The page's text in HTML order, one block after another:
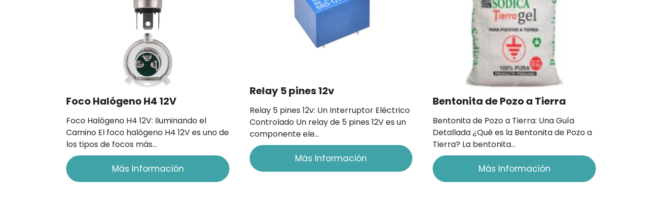
Foco Halógeno H4 12V
Foco Halógeno H4 12V: Iluminando el
Camino El foco halógeno H4 12V es uno de
los tipos de focos más…
Más Información
Relay 5 pines 12v
Relay 5 pines 12v: Un Interruptor Eléctrico
Controlado Un relay de 5 pines 12V es un
componente ele…
Más Información
Bentonita de Pozo a Tierra
Bentonita de Pozo a Tierra: Una Guía
Detallada ¿Qué es la Bentonita de Pozo a
Tierra? La bentonita…
Más Información